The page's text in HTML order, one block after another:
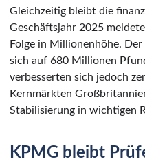
Gleichzeitig bleibt die
Geschäftsjahr 2025
Folge in Millionenhöhe.
sich auf 680 Millionen
verbesserten sich jedoch
Kernmärkten
Stabilisierung in wichtigen
KPMG bleibt